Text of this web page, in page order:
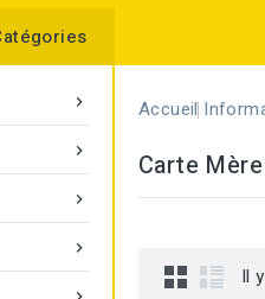




Accueil
Carte Mère
Il